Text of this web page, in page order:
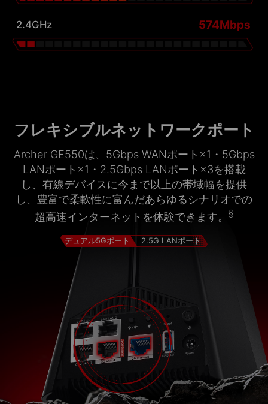
2.4GHz 574Mbps
フレキシブルネットワークポート
Archer GE550は、5Gbps WANポート×1・5Gbps
LANポート×1・2.5Gbps LANポート×3を搭載
し、有線デバイスに今まで以上の帯域幅を提供
し、豊富で柔軟性に富んだあらゆるシナリオでの
超高速インターネットを体験できます。
§
デュアル5Gポート 2.5G LANポート